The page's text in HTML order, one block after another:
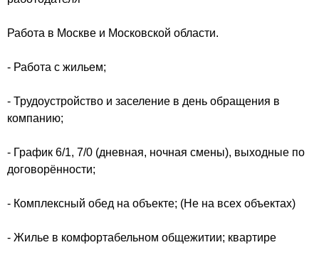
Работа в Москве и Московской области.
- Работа с жильем;
- Трудоустройство и заселение в день обращения в
компанию;
- График 6/1, 7/0 (дневная, ночная смены), выходные по
договорённости;
- Комплексный обед на объекте; (Не на всех объектах)
- Жилье в комфортабельном общежитии; квартире